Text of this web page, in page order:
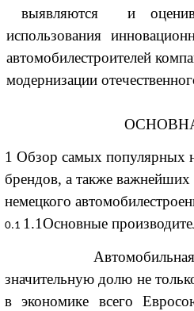
выявляются и
использования
автомобилестроителей
модернизации
1 Обзор самых популярных
брендов, а также
немецкого
1.1Основные
Автомобильная
значительную долю не
в экономике всего